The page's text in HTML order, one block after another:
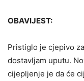
OBAVIJEST:
Pristiglo je cjepivo
dostavljam uputu.
cijepljenje je da će